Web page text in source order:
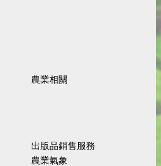
農業相關
出版品銷售服務
農業氣象